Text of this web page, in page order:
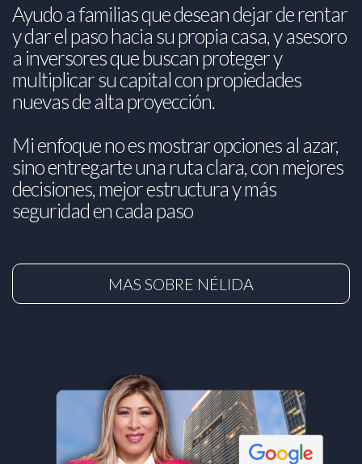
Ayudo a familias que desean dejar de rentar
y dar el paso hacia su propia casa, y asesoro
a inversores que buscan proteger y
multiplicar su capital con propiedades
nuevas de alta proyección.
Mi enfoque no es mostrar opciones al azar,
sino entregarte una ruta clara, con mejores
decisiones, mejor estructura y más
seguridad en cada paso
MAS SOBRE NÉLIDA